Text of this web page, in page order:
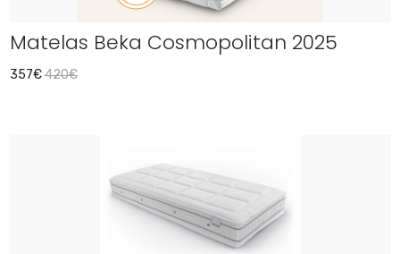
Matelas Beka Cosmopolitan 2025
357€420€